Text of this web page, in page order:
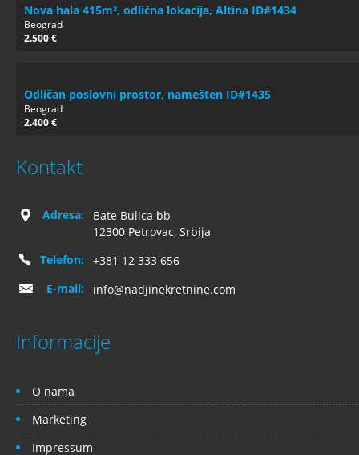
Nova hala 415m², odlična lokacija, Altina ID#1434
Beograd
2.500 €
Odličan poslovni prostor, namešten ID#1435
Beograd
2.400 €
Kontakt
Adresa:
Bate Bulica bb
12300 Petrovac, Srbija
Telefon:
+381 12 333 656
E-mail:
info@nadjinekretnine.com
Informacije
O nama
Marketing
Impressum